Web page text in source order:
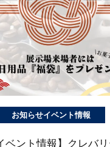
お知らせイベント情報
ベント情報】クレバ